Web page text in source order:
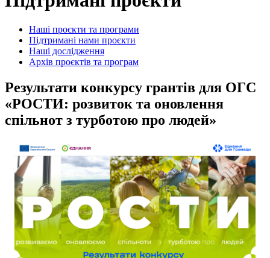
Наші проєкти та програми
Підтримані нами проєкти
Наші дослідження
Архів проєктів та програм
Результати конкурсу грантів для ОГС
«РОСТИ: розвиток та оновлення
спільнот з турботою про людей»